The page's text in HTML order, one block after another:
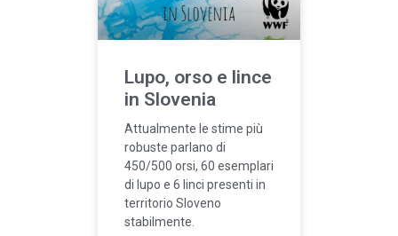
Lupo, orso e lince
in Slovenia
Attualmente le stime più
robuste parlano di
450/500 orsi, 60 esemplari
di lupo e 6 linci presenti in
territorio Sloveno
stabilmente.